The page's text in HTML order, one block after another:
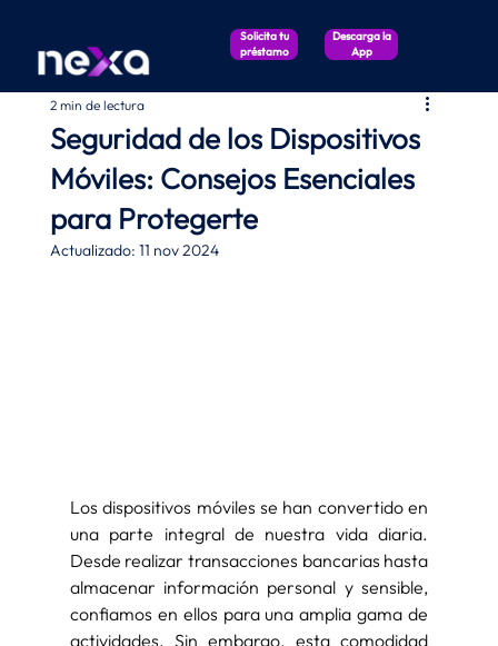
Solicita tu
préstamo
Descarga la
App
Seguridad de los Dispositivos
Móviles: Consejos Esenciales
para Protegerte
2 min de lectura
Actualizado: 11 nov 2024
Los dispositivos móviles se han convertido en
una parte integral de nuestra vida diaria.
Desde realizar transacciones bancarias hasta
almacenar información personal y sensible,
confiamos en ellos para una amplia gama de
actividades. Sin embargo, esta comodidad